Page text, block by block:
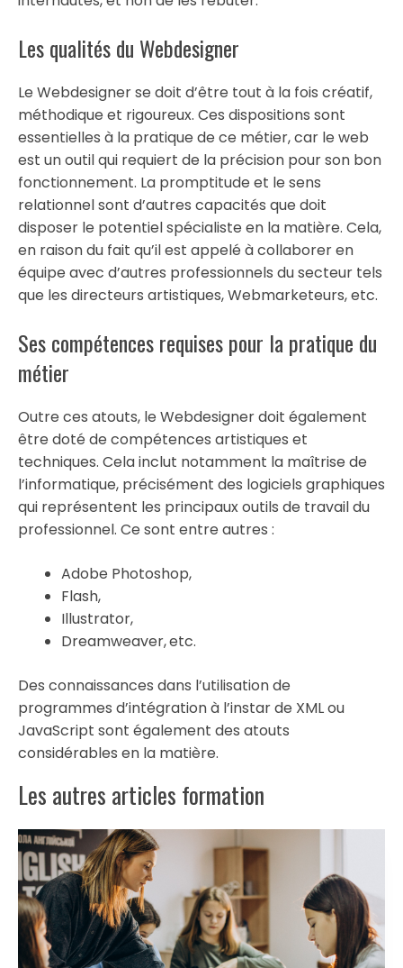
Les qualités du Webdesigner
Le Webdesigner se doit d’être tout à la fois créatif,
méthodique et rigoureux. Ces dispositions sont
essentielles à la pratique de ce métier, car le web
est un outil qui requiert de la précision pour son bon
fonctionnement. La promptitude et le sens
relationnel sont d’autres capacités que doit
disposer le potentiel spécialiste en la matière. Cela,
en raison du fait qu’il est appelé à collaborer en
équipe avec d’autres professionnels du secteur tels
que les directeurs artistiques, Webmarketeurs, etc.
Ses compétences requises pour la pratique du
métier
Outre ces atouts, le Webdesigner doit également
être doté de compétences artistiques et
techniques. Cela inclut notamment la maîtrise de
l’informatique, précisément des logiciels graphiques
qui représentent les principaux outils de travail du
professionnel. Ce sont entre autres :
Adobe Photoshop,
Flash,
Illustrator,
Dreamweaver,etc.
Des connaissances dans l’utilisation de
programmes d’intégration à l’instar de XML ou
JavaScript sont également des atouts
considérables en la matière.
Les autres articles formation